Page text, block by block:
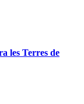
les Terres de